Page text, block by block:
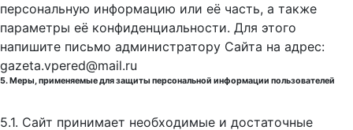
персональную информацию или её часть, а также
параметры её конфиденциальности. Для этого
напишите письмо администратору Сайта на адрес:
gazeta.vpered@mail.ru
5. Меры, применяемые для защиты персональной информации пользователей
5.1. Сайт принимает необходимые и достаточные